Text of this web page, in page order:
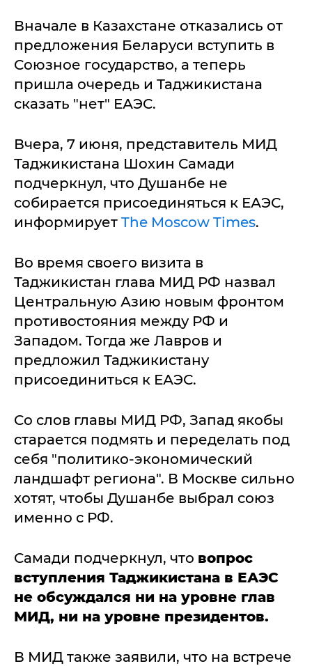
Вначале в Казахстане отказались от
предложения Беларуси вступить в
Союзное государство, а теперь
пришла очередь и Таджикистана
сказать "нет" ЕАЭС.
Вчера, 7 июня, представитель МИД
Таджикистана Шохин Самади
подчеркнул, что Душанбе не
собирается присоединяться к ЕАЭС,
информирует The Moscow Times.
Во время своего визита в
Таджикистан глава МИД РФ назвал
Центральную Азию новым фронтом
противостояния между РФ и
Западом. Тогда же Лавров и
предложил Таджикистану
присоединиться к ЕАЭС.
Со слов главы МИД РФ, Запад якобы
старается подмять и переделать под
себя "политико-экономический
ландшафт региона". В Москве сильно
хотят, чтобы Душанбе выбрал союз
именно с РФ.
Самади подчеркнул, что вопрос
вступления Таджикистана в ЕАЭС
не обсуждался ни на уровне глав
МИД, ни на уровне президентов.
В МИД также заявили, что на встрече